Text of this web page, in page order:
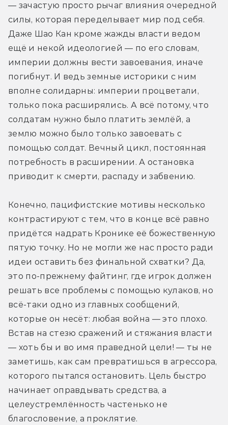
— зачастую просто рычаг влияния очередной
силы, которая переделывает мир под себя.
Даже Шао Кан кроме жажды власти ведом
ещё и некой идеологией — по его словам,
империи должны вести завоевания, иначе
погибнут. И ведь земные историки с ним
вполне солидарны: империи процветали,
только пока расширялись. А всё потому, что
солдатам нужно было платить землёй, а
землю можно было только завоевать с
помощью солдат. Вечный цикл, постоянная
потребность в расширении. А остановка
приводит к смерти, распаду и забвению.
Конечно, пацифистские мотивы несколько
контрастируют с тем, что в конце всё равно
придётся надрать Кронике её божественную
пятую точку. Но не могли же нас просто ради
идеи оставить без финальной схватки? Да,
это по-прежнему файтинг, где игрок должен
решать все проблемы с помощью кулаков, но
всё-таки одно из главных сообщений,
которые он несёт: любая война — это плохо.
Встав на стезю сражений и стяжания власти
— хоть бы и во имя праведной цели! — ты не
заметишь, как сам превратишься в агрессора,
которого пытался остановить. Цель быстро
начинает оправдывать средства, а
целеустремлённость частенько не
благословение, а проклятие.